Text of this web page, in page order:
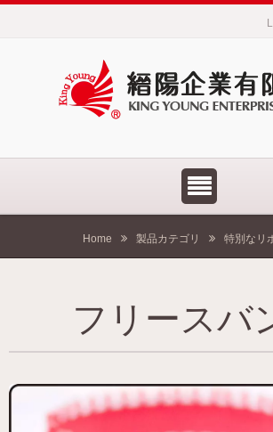
Home 製品カテゴリ 特別なリ
フリースバ